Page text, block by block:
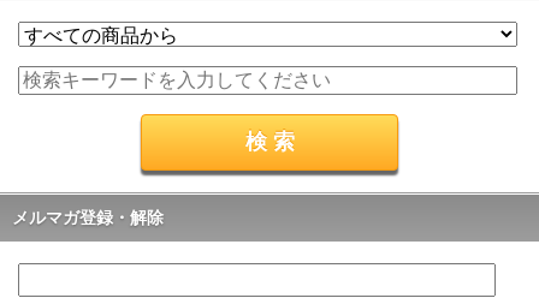
メルマガ登録・解除